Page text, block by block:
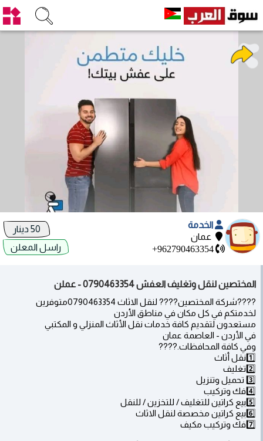
الخدمة
عمان
+962790463354
راسل المعلن
المختصين لنقل وتغليف العفش 0790463354 - عملن
????شركة المختصين???? لنقل الاثاث 0790463354متوفرين
لخدمتكم في كل مكان في مناطق الأردن
مستعدون لتقديم كافة خدمات نقل الأثاث المنزلي و المكتبي
في الأردن - العاصمة عمان
وفي كافة المحافظات.????
1️⃣نقل أثاث
2️⃣تغليف
3️⃣ تحميل وتنزيل
4️⃣فك وتركيب
5️⃣بيع كراتين للتغليف / للتخزين / للنقل
6️⃣بيع كراتين مخصصة لنقل الاثاث
7️⃣فك وتركيب مكيف